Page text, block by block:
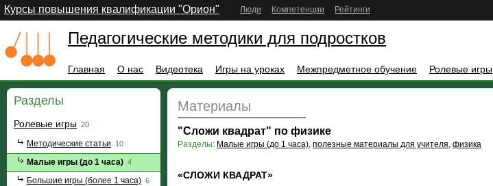
Курсы повышения квалификации "Орион" Люди Компетенции Рейтинги
Педагогические методики для подростков
Главная О нас Видеотека Игры на уроках Межпредметное обучение Ролевые игры
Разделы
Ролевые игры 20
Методические статьи 10
Малые игры (до 1 часа) 4
Большие игры (более 1 часа) 6
Материалы
"Сложи квадрат" по физике
Разделы: Малые игры (до 1 часа), полезные материалы для учителя, физика
«СЛОЖИ КВАДРАТ»